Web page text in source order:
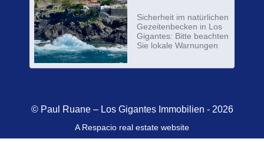
Sicherheit im natürlichen
Gezeitenbecken in Los
Gigantes: Bitte beachten
Sie lokale Warnungen
© Paul Ruane – Los Gigantes Immobilien - 2026
A Respacio real estate website